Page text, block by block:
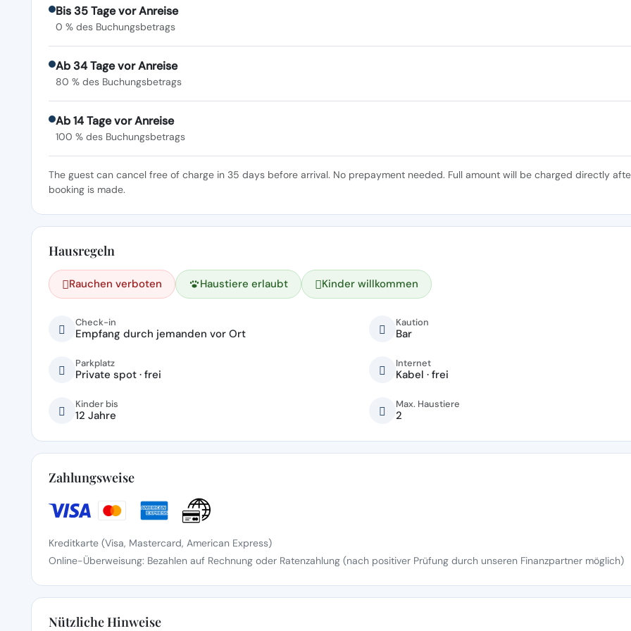
Bis 35 Tage vor Anreise
0 % des Buchungsbetrags
Ab 34 Tage vor Anreise
80 % des Buchungsbetrags
Ab 14 Tage vor Anreise
100 % des Buchungsbetrags
The guest can cancel free of charge in 35 days before arrival. No prepayment needed. Full amount will be charged directly
booking is made.
Hausregeln
Rauchen verboten Haustiere erlaubt Kinder willkommen
Check-in
Empfang durch jemanden vor Ort
Kaution
Bar
Parkplatz
Private spot · frei
Internet
Kabel · frei
Kinder bis
12 Jahre
Max. Haustiere
2
Zahlungsweise
Kreditkarte (Visa, Mastercard, American Express)
Online-Überweisung: Bezahlen auf Rechnung oder Ratenzahlung (nach positiver Prüfung durch unseren Finanzpartner möglich)
Nützliche Hinweise